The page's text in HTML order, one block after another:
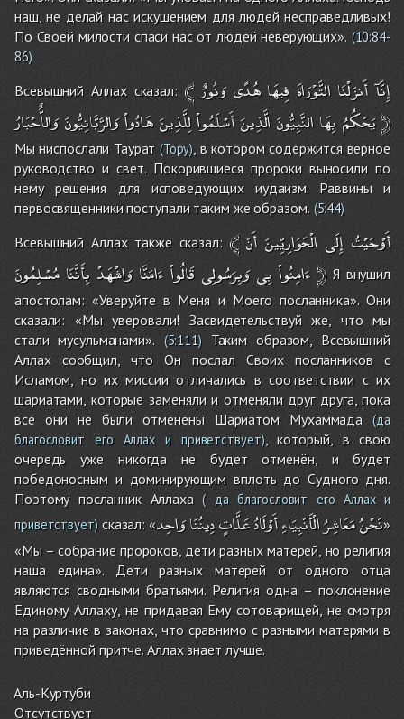
наш, не делай нас искушением для людей несправедливых!
По Своей милости спаси нас от людей неверующих».(10:84-
86)
Всевышний Аллах сказал: ﴾ إِنَّآ أَنزَلْنَا التَّوْرَاةَ فِيهَا هُدًى وَنُورٌ
يَحْكُمُ بِهَا النَّبِيُّونَالَّذِينَ أَسْلَمُواْلِلَّذِينَ هَادُواْوَالرَّبَّانِيُّونَوَالاٌّحْبَارُ ﴿
Мы ниспослали Таурат (Тору), в котором содержится верное
руководство и свет. Покорившиеся пророки выносили по
нему решения для исповедующих иудаизм. Раввины и
первосвященники поступали таким же образом.(5:44)
Всевышний Аллах также сказал: ﴾ أَوْحَيْتُ إِلَى الْحَوَارِيِّينَ أَنْ
ءَامِنُواْبِى وَبِرَسُولِى قَالُواْ ءَامَنَّا وَاشْهَدْ بِأَنَّنَا مُسْلِمُونَ ﴿Я внушил
апостолам: «Уверуйте в Меня и Моего посланника». Они
сказали: «Мы уверовали! Засвидетельствуй же, что мы
стали мусульманами».(5:111)Таким образом, Всевышний
Аллах сообщил, что Он послал Своих посланников с
Исламом, но их миссии отличались в соответствии с их
шариатами, которые заменяли и отменяли друг друга, пока
все они не были отменены Шариатом Мухаммада (да
благословит его Аллах и приветствует), который, в свою
очередь уже никогда не будет отменён, и будет
победоносным и доминирующим вплоть до Судного дня.
Поэтому посланник Аллаха( да благословит его Аллах и
приветствует)сказал: « نَحْنُمَعَاشِرُالْأَنْبِيَاءِأَوْلَادُعَلَّاتٍدِينُنَاوَاحِد
»
«Мы – собрание пророков, дети разных матерей, но религия
наша едина». Дети разных матерей от одного отца
являются сводными братьями. Религия одна – поклонение
Единому Аллаху, не придавая Ему сотоварищей, не смотря
на различие в законах, что сравнимо с разными матерями в
приведённой притче. Аллах знает лучше.
Аль-Куртуби
Отсутствует